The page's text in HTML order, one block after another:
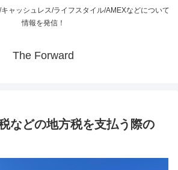
ャッシュレス/ライフスタイル/AMEXなどについて
情報を発信！
The Forward
などの地方税を支払う際の